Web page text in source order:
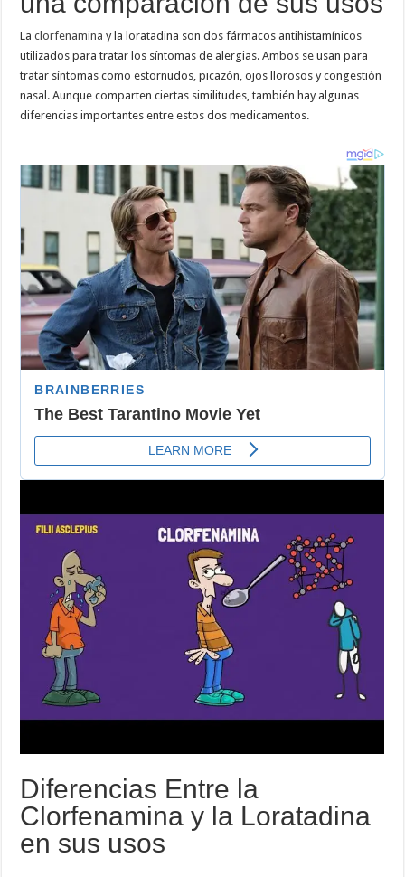
Laclorfenamina y la loratadina son dos fármacos antihistamínicos
utilizados para tratar los síntomas de alergias. Ambos se usan para
tratar síntomas como estornudos, picazón, ojos llorosos y congestión
nasal. Aunque comparten ciertas similitudes, también hay algunas
diferencias importantes entre estos dos medicamentos.
Diferencias Entre la
Clorfenamina y la Loratadina
en sus usos